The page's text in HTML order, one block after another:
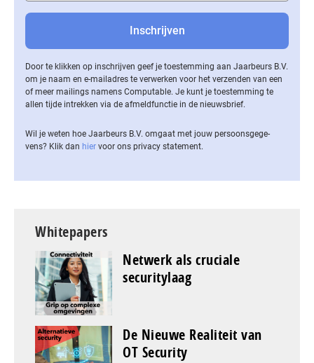
Door te klikken op inschrijven geef je toestemming aan Jaarbeurs B.V.
om je naam en e-mailadres te verwerken voor het verzenden van een
of meer mailings namens Computable. Je kunt je toestemming te
allen tijde intrekken via de af­meld­func­tie in de nieuwsbrief.
Wil je weten hoe Jaarbeurs B.V. omgaat met jouw per­soons­ge­ge­
vens? Klik dan hier voor ons privacy statement.
Whitepapers
Netwerk als cruciale
securitylaag
De Nieuwe Realiteit van
OT Security